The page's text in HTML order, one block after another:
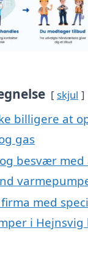
skjul
billigere at
gas
besvær med
med
i